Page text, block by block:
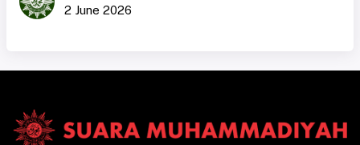
2 June 2026